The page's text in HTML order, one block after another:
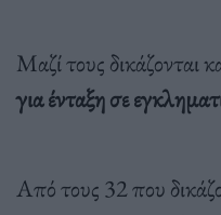
Μαζί τους δικάζονται
για ένταξη σε
Από τους 32 που